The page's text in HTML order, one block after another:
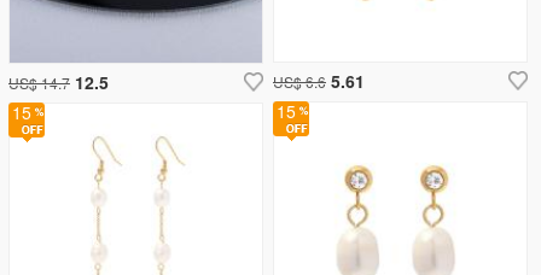
US$ 14.7 12.5 US$ 6.6 5.61
15 15